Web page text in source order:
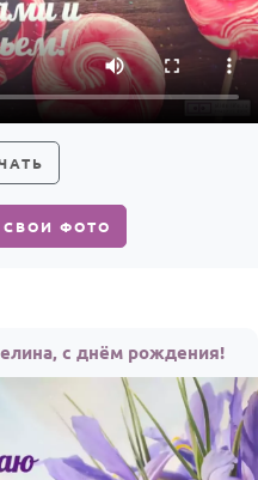
СВОИ ФОТО
с днём рождения!